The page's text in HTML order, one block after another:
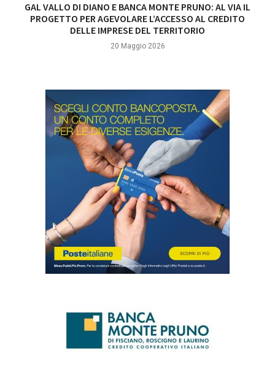
GAL VALLO DI DIANO E BANCA MONTE PRUNO: AL VIA IL
PROGETTO PER AGEVOLARE L’ACCESSO AL CREDITO
DELLE IMPRESE DEL TERRITORIO
20 Maggio 2026